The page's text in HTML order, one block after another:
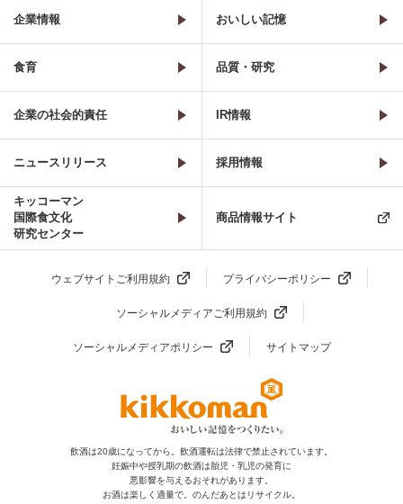
企業情報 おいしい記憶
食育 品質・研究
企業の社会的責任 IR情報
ニュースリリース 採用情報
キッコーマン
国際食文化
研究センター
商品情報サイト
ウェブサイトご利用規約 プライバシーポリシー
ソーシャルメディアご利用規約
ソーシャルメディアポリシー サイトマップ
飲酒は20歳になってから。飲酒運転は法律で禁止されています。
妊娠中や授乳期の飲酒は胎児・乳児の発育に
悪影響を与えるおそれがあります。
お酒は楽しく適量で。のんだあとはリサイクル。